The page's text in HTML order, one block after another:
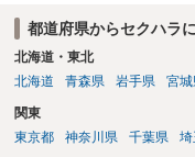
都道府県からセクハラ
北海道・東北
北海道
青森県 岩手県 宮城
関東
東京都
神奈川県 千葉県